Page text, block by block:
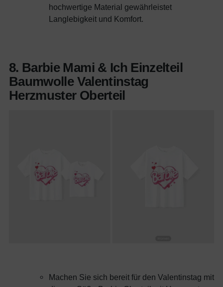
hochwertige Material gewährleistet
Langlebigkeit und Komfort.
8. Barbie Mami & Ich Einzelteil
Baumwolle Valentinstag
Herzmuster Oberteil
Machen Sie sich bereit für den Valentinstag mit